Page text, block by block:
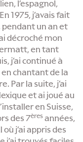
l’espagnol,
1975, j’avais fait
pendant un an et
décroché mon
en tant
j’ai continué à
en chantant de la
Par la suite, j’ai
et ai joué au
en Suisse,
des 7èresannées,
j’ai appris des